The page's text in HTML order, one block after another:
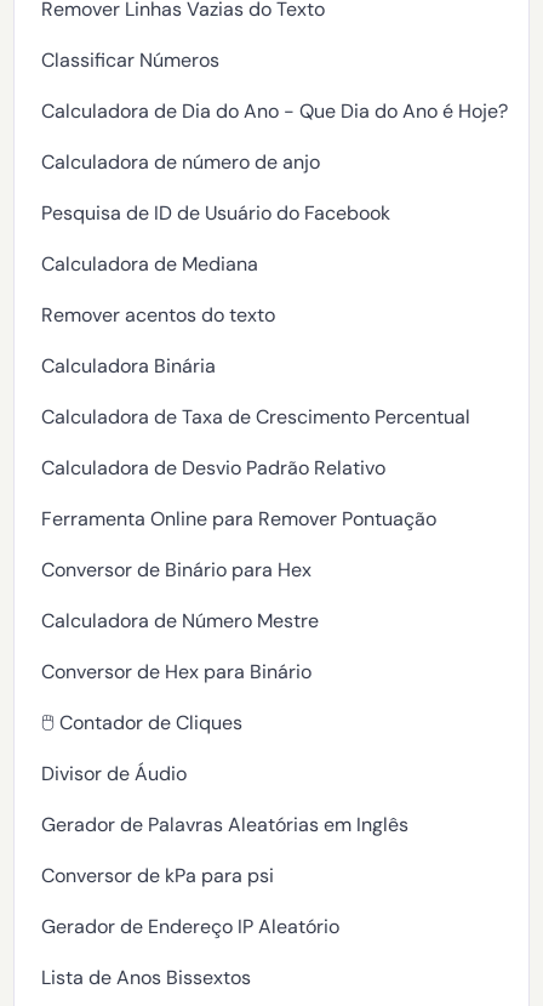
Remover Linhas Vazias do Texto
Classificar Números
Calculadora de Dia do Ano - Que Dia do Ano é Hoje?
Calculadora de número de anjo
Pesquisa de ID de Usuário do Facebook
Calculadora de Mediana
Remover acentos do texto
Calculadora Binária
Calculadora de Taxa de Crescimento Percentual
Calculadora de Desvio Padrão Relativo
Ferramenta Online para Remover Pontuação
Conversor de Binário para Hex
Calculadora de Número Mestre
Conversor de Hex para Binário
🖱️ Contador de Cliques
Divisor de Áudio
Gerador de Palavras Aleatórias em Inglês
Conversor de kPa para psi
Gerador de Endereço IP Aleatório
Lista de Anos Bissextos